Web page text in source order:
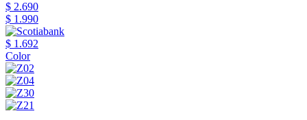
$ 2.690
$ 1.990
$ 1.692
Color